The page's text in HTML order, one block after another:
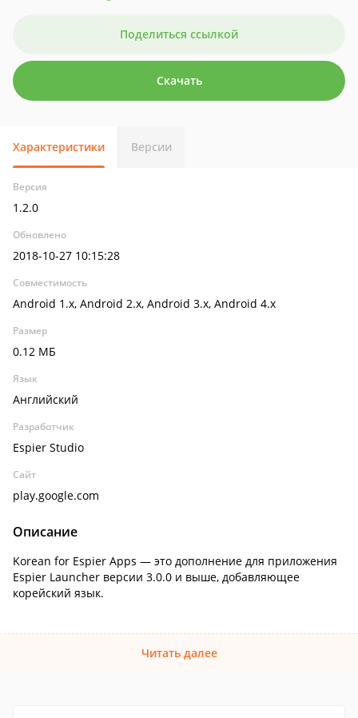
Поделиться ссылкой
Скачать
Характеристики Версии
Версия
1.2.0
Обновлено
2018-10-27 10:15:28
Совместимость
Android 1.x, Android 2.x, Android 3.x, Android 4.x
Размер
0.12 МБ
Язык
Английский
Разработчик
Espier Studio
Сайт
play.google.com
Описание
Korean for Espier Apps — это дополнение для приложения
Espier Launcher версии 3.0.0 и выше, добавляющее
корейский язык.
Читать далее